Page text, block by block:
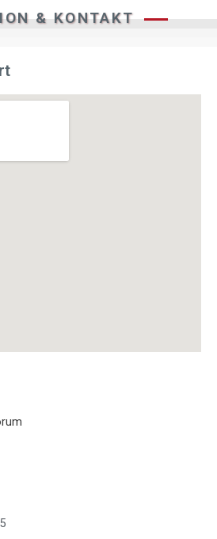
& KONTAKT